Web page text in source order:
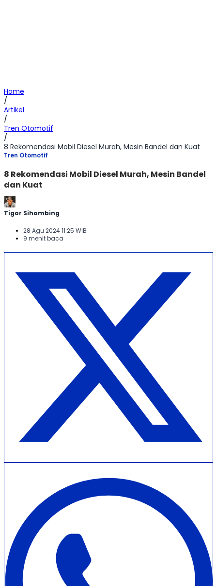
Home
/
Artikel
/
Tren Otomotif
/
8 Rekomendasi Mobil Diesel Murah, Mesin Bandel dan Kuat
Tren Otomotif
8 Rekomendasi Mobil Diesel Murah, Mesin Bandel
dan Kuat
Tigor Sihombing
28 Agu 2024 11:25 WIB
9 menit baca